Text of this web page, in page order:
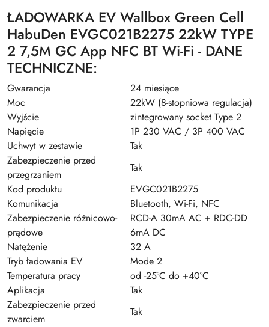
ŁADOWARKA EV Wallbox Green Cell
HabuDen EVGC021B2275 22kW TYPE
2 7,5M GC App NFC BT Wi-Fi - DANE
TECHNICZNE:
Gwarancja
24 miesiące
Moc
22kW (8-stopniowa regulacja)
Wyjście
zintegrowany socket Type 2
Napięcie
1P 230 VAC / 3P 400 VAC
Uchwyt w zestawie
Tak
Zabezpieczenie przed
przegrzaniem
Tak
Kod produktu
EVGC021B2275
Komunikacja
Bluetooth, Wi-Fi, NFC
Zabezpieczenie różnicowo-
prądowe
RCD-A 30mA AC + RDC-DD
6mA DC
Natężenie
32 A
Tryb ładowania EV
Mode 2
Temperatura pracy
od -25°C do +40°C
Aplikacja
Tak
Zabezpieczenie przed
zwarciem
Tak